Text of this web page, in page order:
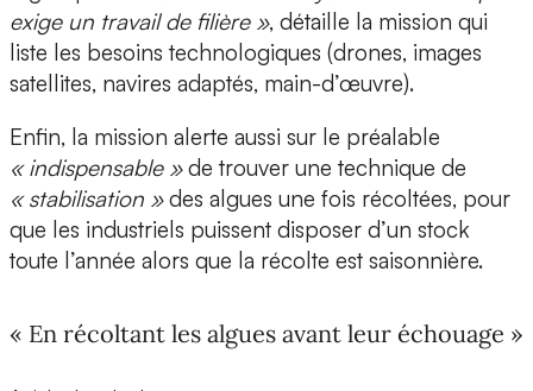
exige un travail de filière », détaille la mission qui
liste les besoins technologiques (drones, images
satellites, navires adaptés, main-d’œuvre).
Enfin, la mission alerte aussi sur le préalable
« indispensable »de trouver une technique de
« stabilisation »des algues une fois récoltées, pour
que les industriels puissent disposer d’un stock
toute l’année alors que la récolte est saisonnière.
« En récoltant les algues avant leur échouage »